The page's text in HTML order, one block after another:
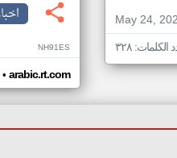
May 24,
الكلمات: ٣٢٨ NH91ES
• arabic.rt.com